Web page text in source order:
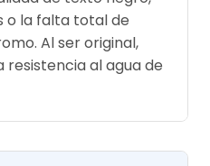
o la falta total de
Al ser original,
resistencia al agua de